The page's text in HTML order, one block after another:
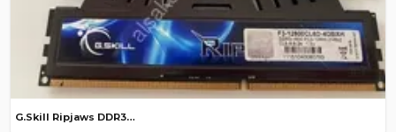
G.Skill Ripjaws DDR31600 2X2 GB Ram